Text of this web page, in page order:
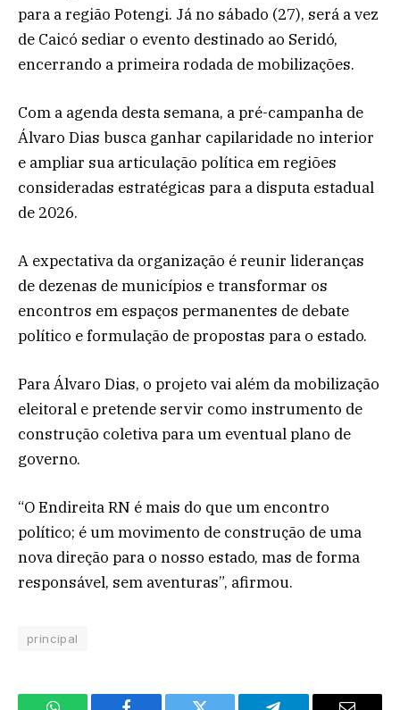
para a região Potengi. Já no sábado (27), será a vez
de Caicó sediar o evento destinado ao Seridó,
encerrando a primeira rodada de mobilizações.
Com a agenda desta semana, a pré-campanha de
Álvaro Dias busca ganhar capilaridade no interior
e ampliar sua articulação política em regiões
consideradas estratégicas para a disputa estadual
de 2026.
A expectativa da organização é reunir lideranças
de dezenas de municípios e transformar os
encontros em espaços permanentes de debate
político e formulação de propostas para o estado.
Para Álvaro Dias, o projeto vai além da mobilização
eleitoral e pretende servir como instrumento de
construção coletiva para um eventual plano de
governo.
“O Endireita RN é mais do que um encontro
político; é um movimento de construção de uma
nova direção para o nosso estado, mas de forma
responsável, sem aventuras”, afirmou.
principal